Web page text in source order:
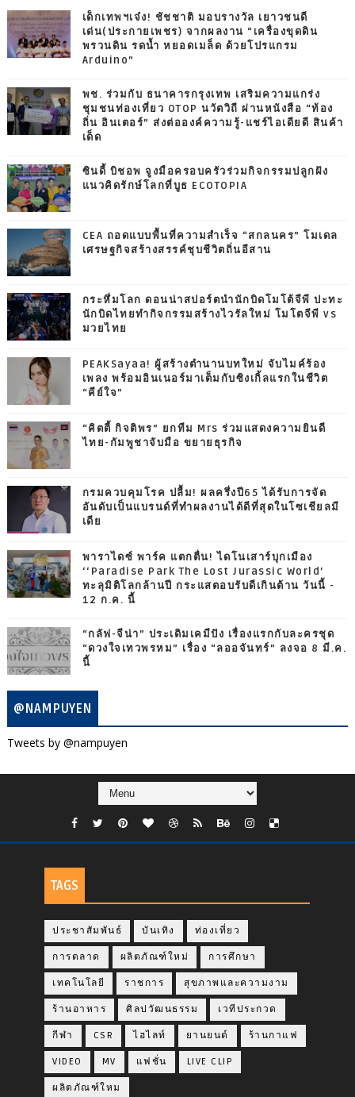
เด็กเทพฯเจ๋ง! ชัชชาติ มอบรางวัล เยาวชนดี
เด่น(ประกายเพชร) จากผลงาน “เครื่องขุดดิน
พรวนดิน รดน้ำ หยอดเมล็ด ด้วยโปรแกรม
Arduino”
พช. ร่วมกับ ธนาคารกรุงเทพ เสริมความแกร่ง
ชุมชนท่องเที่ยว OTOP นวัตวิถี ผ่านหนังสือ “ท้อง
ถิ่น อินเตอร์” ส่งต่อองค์ความรู้-แชร์ไอเดียดี สินค้า
เด็ด
ซินดี้ บิชอพ จูงมือครอบครัวร่วมกิจกรรมปลูกฝัง
แนวคิดรักษ์โลกที่บูธ ECOTOPIA
CEA ถอดแบบพื้นที่ความสำเร็จ “สกลนคร” โมเดล
เศรษฐกิจสร้างสรรค์ชุบชีวิตถิ่นอีสาน
กระหึ่มโลก ดอนน่าสปอร์ตนำนักบิดโมโต้จีพี ปะทะ
นักบิดไทยทำกิจกรรมสร้างไวรัลใหม่ โมโตจีพี vs
มวยไทย
PEAKSayaa! ผู้สร้างตำนานบทใหม่ จับไมค์ร้อง
เพลง พร้อมอินเนอร์มาเต็มกับซิงเกิ้ลแรกในชีวิต
“คีย์ใจ”
“คิตตี้ กิจติพร” ยกทีม Mrs ร่วมแสดงความยินดี
ไทย-กัมพูชาจับมือ ขยายธุรกิจ
กรมควบคุมโรค ปลื้ม! ผลครึ่งปี65 ได้รับการจัด
อันดับเป็นแบรนด์ที่ทำผลงานได้ดีที่สุดในโซเชียลมี
เดีย
พาราไดซ์ พาร์ค แตกตื่น! ไดโนเสาร์บุกเมือง
‘‘Paradise Park The Lost Jurassic World’
ทะลุมิติโลกล้านปี กระแสตอบรับดีเกินต้าน วันนี้ -
12 ก.ค. นี้
“กลัฟ-จีน่า” ประเดิมเคมีปัง เรื่องแรกกับละครชุด
“ดวงใจเทวพรหม” เรื่อง “ลออจันทร์” ลงจอ 8 มี.ค.
นี้
@NAMPUYEN
Tweets by @nampuyen
TAGS
ประชาสัมพันธ์ บันเทิง ท่องเที่ยว
การตลาด ผลิตภัณฑ์ใหม่ การศึกษา
เทคโนโลยี ราชการ สุขภาพและความงาม
ร้านอาหาร ศิลปวัฒนธรรม เวทีประกวด
กีฬา CSR ไฮไลท์ ยานยนต์ ร้านกาแฟ
VIDEO MV แฟชั่น LIVE CLIP
ผลิตภัณฑ์ใหม